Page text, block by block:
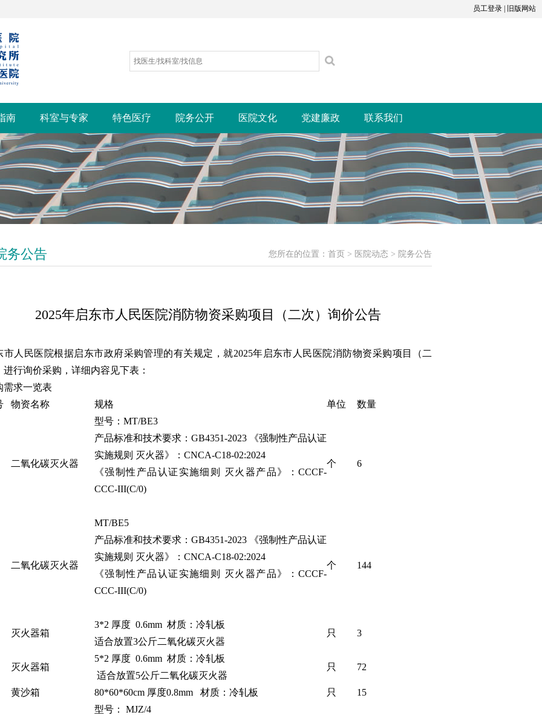
员工登录 旧版网站
南 科室与专家 特色医疗 院务公开 医院文化 党建廉政 联系我们
务公告 您所在的位置： 首页 > 医院动态 > 院务公告
2025年启东市人民医院消防物资采购项目（二次）询价公告
市人民医院根据启东市政府采购管理的有关规定，就2025年启东市人民医院消防物资采购项目（二
进行询价采购，详细内容见下表：
需求一览表
物资名称 规格 单位 数量
二氧化碳灭火器
型号：MT/BE3
产品标准和技术要求：GB4351-2023 《强制性产品认证
实施规则 灭火器》：CNCA-C18-02:2024
《强制性产品认证实施细则 灭火器产品》：CCCF-
CCC-III(C/0)
个 6
二氧化碳灭火器
MT/BE5
产品标准和技术要求：GB4351-2023 《强制性产品认证
实施规则 灭火器》：CNCA-C18-02:2024
《强制性产品认证实施细则 灭火器产品》：CCCF-
CCC-III(C/0)
个 144
灭火器箱
3*2 厚度 0.6mm 材质：冷轧板
适合放置3公斤二氧化碳灭火器
只 3
灭火器箱
5*2 厚度 0.6mm 材质：冷轧板
适合放置5公斤二氧化碳灭火器
只 72
黄沙箱 80*60*60cm 厚度0.8mm 材质：冷轧板 只 15
型号： MJZ/4